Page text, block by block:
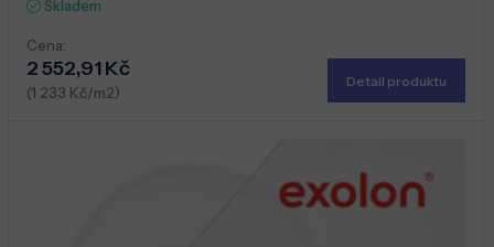
Skladem
Cena:
2 552,91 Kč
(1 233 Kč/m2)
Detail produktu